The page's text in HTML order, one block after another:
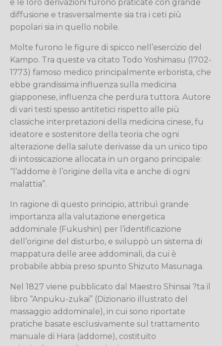
e le loro derivazioni furono praticate con grande
diffusione e trasversalmente sia tra i ceti più
popolari sia in quello nobile.
Molte furono le figure di spicco nell’esercizio del
Kampo. Tra queste va citato Todo Yoshimasu (1702-
1773) famoso medico principalmente erborista, che
ebbe grandissima influenza sulla medicina
giapponese, influenza che perdura tuttora. Autore
di vari testi spesso antitetici rispetto alle più
classiche interpretazioni della medicina cinese, fu
ideatore e sostenitore della teoria che ogni
alterazione della salute derivasse da un unico tipo
di intossicazione allocata in un organo principale:
“l’addome è l’origine della vita e anche di ogni
malattia”.
In ragione di questo principio, attribuì grande
importanza alla valutazione energetica
addominale (Fukushin) per l’identificazione
dell’origine del disturbo, e sviluppò un sistema di
mappatura delle aree addominali, da cui è
probabile abbia preso spunto Shizuto Masunaga.
Nel 1827 viene pubblicato dal Maestro Shinsai ?ta il
libro “Anpuku-zukai” (Dizionario illustrato del
massaggio addominale), in cui sono riportate
pratiche basate esclusivamente sul trattamento
manuale di Hara (addome), costituito